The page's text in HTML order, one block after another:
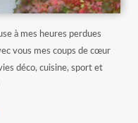
à mes heures perdues
vous mes coups de cœur
déco, cuisine, sport et